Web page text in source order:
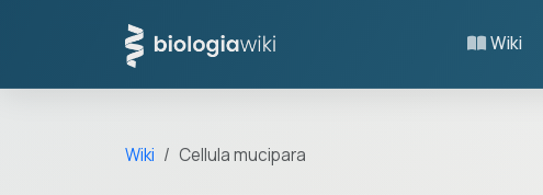
Wiki
Wiki Cellula mucipara